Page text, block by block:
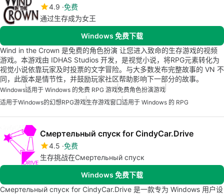
4.9 免费
通过生存成为女王
Windows 免费下载
Wind in the Crown 是免费的角色扮演 让您进入致命的生存游戏的视频
游戏。本游戏由 IDHAS Studios 开发，是视觉小说，将RPG元素转化为
视觉小说依靠玩家及时投票的文字冒险。与大多数发布完整故事的 VN 不
同，此版本是情节性，并鼓励玩家社区帮助影响下一部分的故事。
Windows适用于 Windows 的免费 RPG 游戏免费角色扮演游戏
适用于Windows的幻想RPG游戏生存游戏窗口适用于 Windows 的 RPG
Смертельный спуск for CindyCar.Drive
4.5 免费
生存挑战在Смертельный спуск
Windows 免费下载
Смертельный спуск for CindyCar.Drive 是一款专为 Windows 用户设